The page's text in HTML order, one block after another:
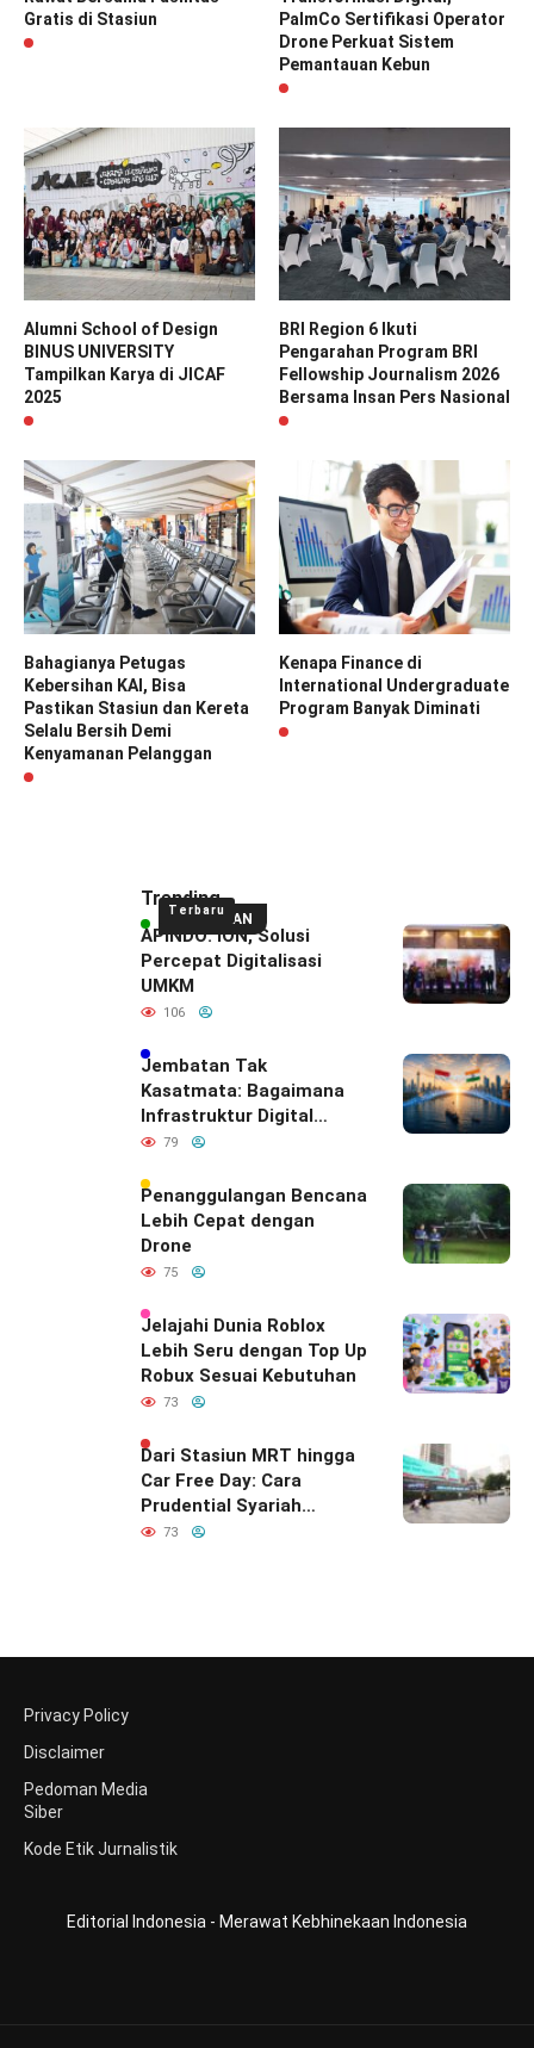
Gratis di Stasiun
PalmCo Sertifikasi Operator
Drone Perkuat Sistem
Pemantauan Kebun
Alumni School of Design
BINUS UNIVERSITY
Tampilkan Karya di JICAF
2025
BRI Region 6 Ikuti
Pengarahan Program BRI
Fellowship Journalism 2026
Bersama Insan Pers Nasional
Bahagianya Petugas
Kebersihan KAI, Bisa
Pastikan Stasiun dan Kereta
Selalu Bersih Demi
Kenyamanan Pelanggan
Kenapa Finance di
International Undergraduate
Program Banyak Diminati
UNGGULAN
Terbaru
Trending
APINDO: ION, Solusi
Percepat Digitalisasi
UMKM
106
Jembatan Tak
Kasatmata: Bagaimana
Infrastruktur Digital
Diam-Diam
Hubungan Indonesia–
India
79
Penanggulangan Bencana
Lebih Cepat dengan
Drone
75
Jelajahi Dunia Roblox
Lebih Seru dengan Top Up
Robux Sesuai Kebutuhan
73
Dari Stasiun MRT hingga
Car Free Day: Cara
Prudential Syariah
Merayakan yang Nomor
73
Privacy Policy
Disclaimer
Pedoman Media
Siber
Kode Etik Jurnalistik
Editorial Indonesia - Merawat Kebhinekaan Indonesia